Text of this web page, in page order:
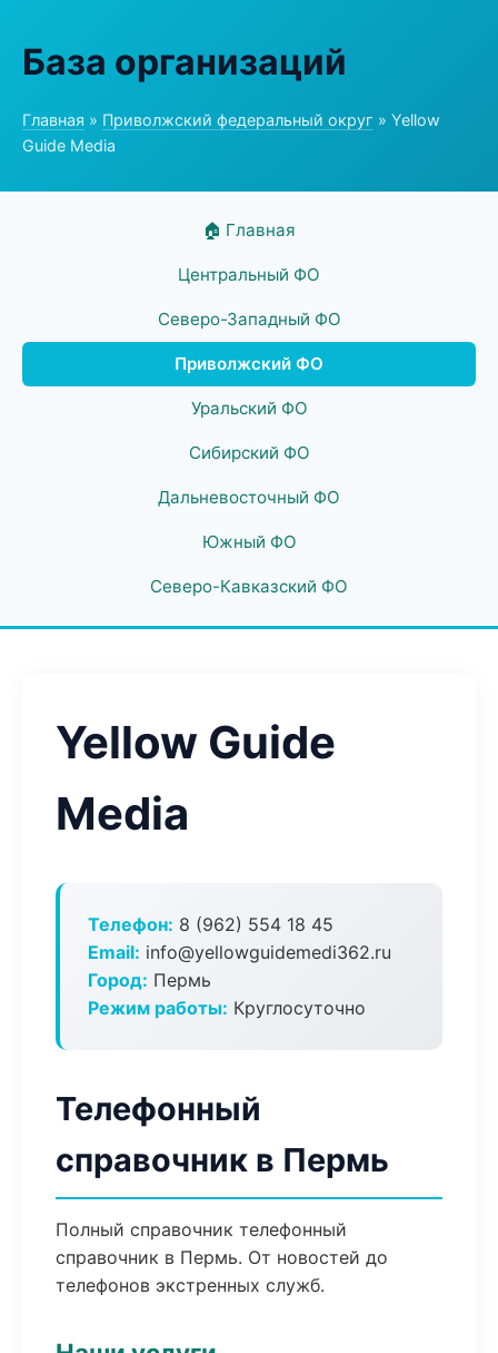
База организаций
Главная » Приволжский федеральный округ » Yellow
Guide Media
🏠 Главная
Центральный ФО
Северо-Западный ФО
Приволжский ФО
Уральский ФО
Сибирский ФО
Дальневосточный ФО
Южный ФО
Северо-Кавказский ФО
Yellow Guide
Media
Телефон: 8 (962) 554 18 45
Email: info@yellowguidemedi362.ru
Город: Пермь
Режим работы: Круглосуточно
Телефонный
справочник в Пермь
Полный справочник телефонный
справочник в Пермь. От новостей до
телефонов экстренных служб.